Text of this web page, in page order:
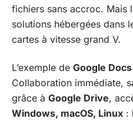
fichiers sans accroc. Mais
solutions hébergées dans
cartes à vitesse grand V.
L’exemple de Google Docs
Collaboration immédiate,
grâce à Google Drive,
Windows, macOS, Linux :